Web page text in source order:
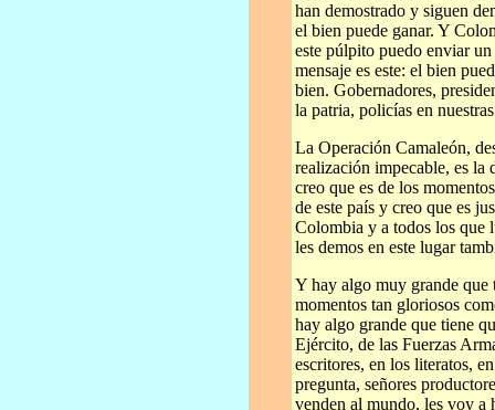
han demostrado y siguen
el bien puede ganar. Y
este púlpito puedo enviar
mensaje es este: el bien
bien. Gobernadores,
la patria, policías en
La Operación Camaleón,
realización impecable, es la
creo que es de los
de este país y creo que es
Colombia y a todos los que
les demos en este lugar
Y hay algo muy grande que
momentos tan gloriosos
hay algo grande que tiene
Ejército, de las Fuerzas
escritores, en los literatos,
pregunta, señores
venden al mundo, les voy a